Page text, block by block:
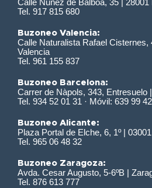
Calle Nuñez de Balboa, 35 | 28001
Tel. 917 815 680
Buzoneo Valencia:
Calle Naturalista Rafael Cisternes,
Valencia
Tel. 961 155 837
Buzoneo Barcelona:
Carrer de Nàpols, 343, Entresuelo
Tel. 934 52 01 31 · Móvil: 639 99
Buzoneo Alicante:
Plaza Portal de Elche, 6, 1º |
Tel. 965 06 48 32
Buzoneo Zaragoza:
Avda. Cesar Augusto, 5-6ºB |
Tel. 876 613 777